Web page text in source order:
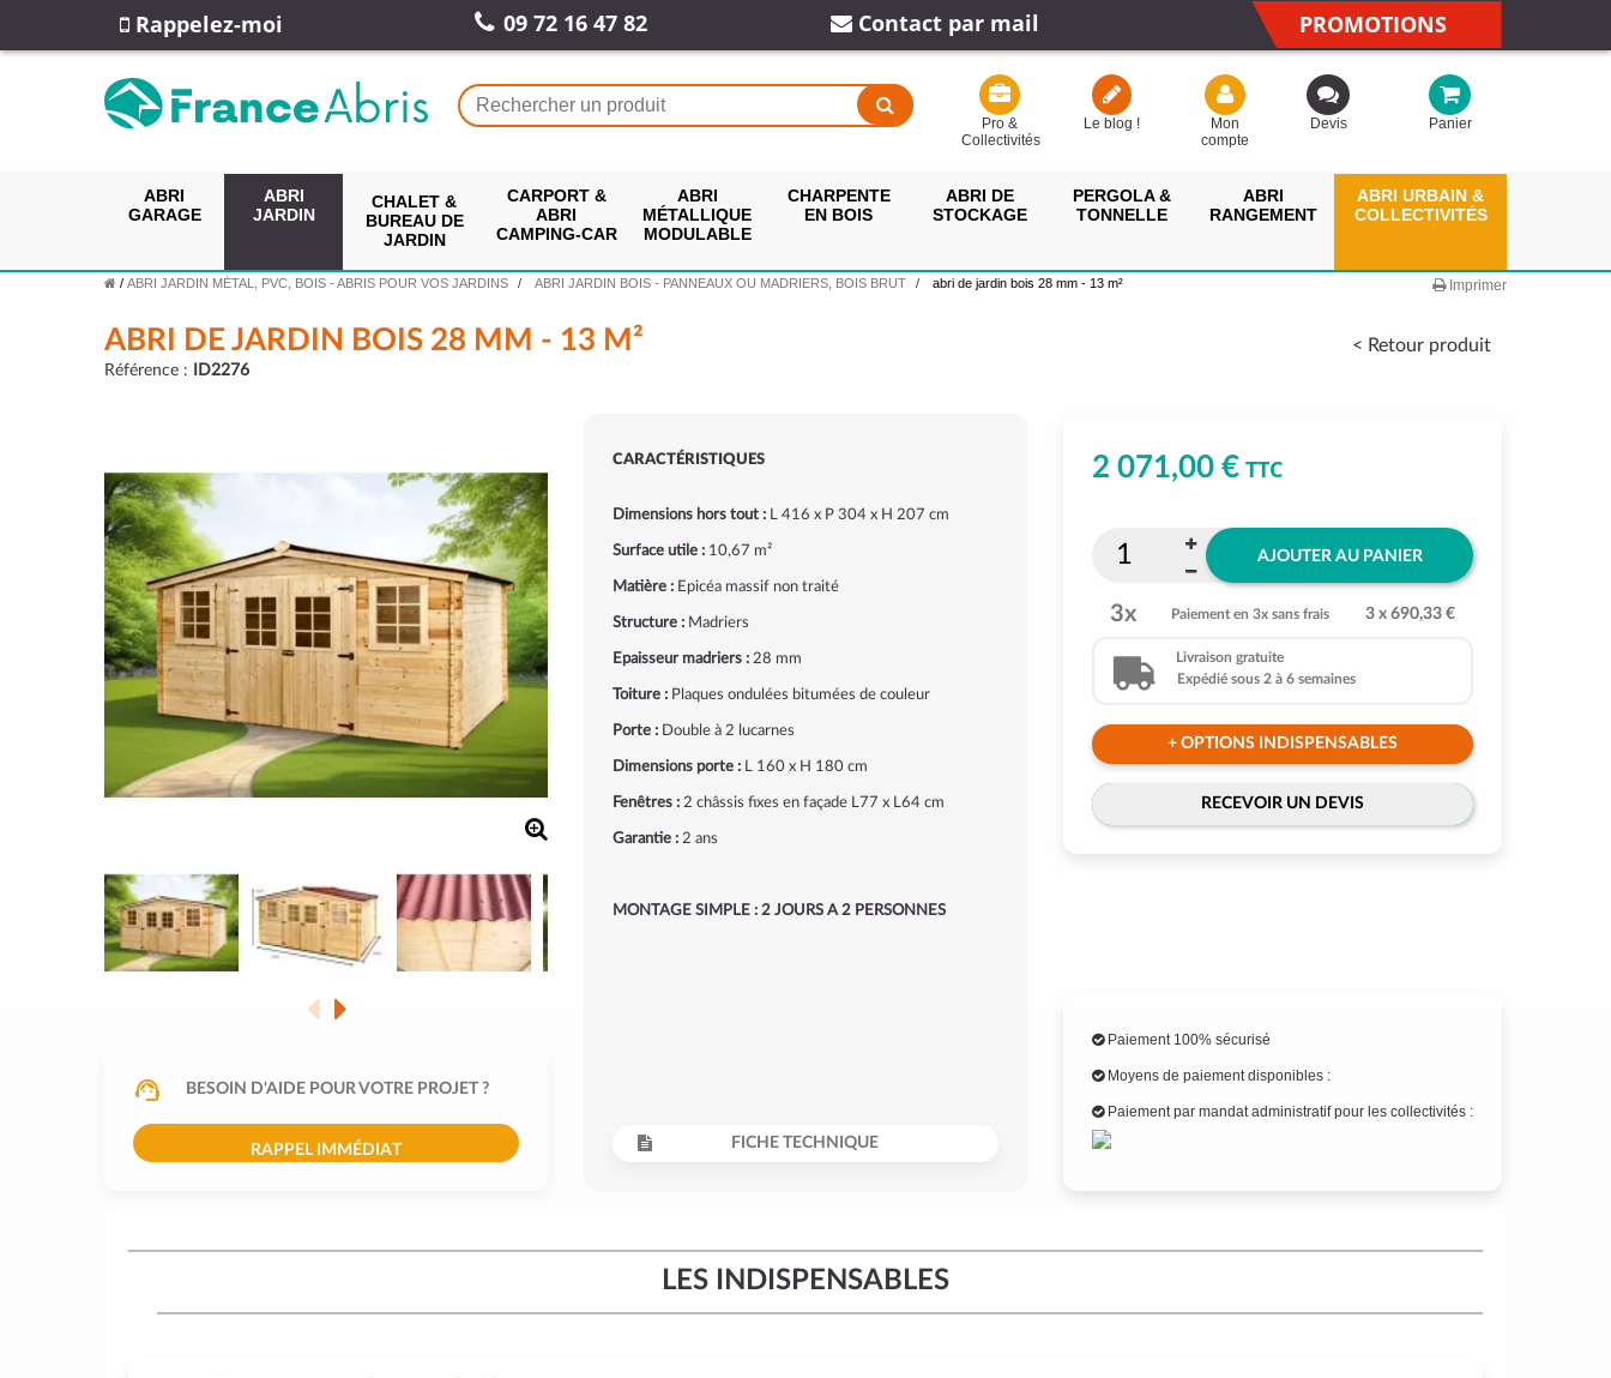
Rappelez-moi 09 72 16 47 82 Contact par mail PROMOTIONS
Pro &
Collectivités
Le blog !
Mon
compte
Devis Panier
ABRI
GARAGE
ABRI
JARDIN
CHALET &
BUREAU DE
JARDIN
CARPORT &
ABRI
CAMPING-CAR
ABRI
MÉTALLIQUE
MODULABLE
CHARPENTE
EN BOIS
ABRI DE
STOCKAGE
PERGOLA &
TONNELLE
ABRI
RANGEMENT
ABRI URBAIN &
COLLECTIVITÉS
/ ABRI JARDIN MÉTAL, PVC, BOIS - ABRIS POUR VOS JARDINS ABRI JARDIN BOIS - PANNEAUX OU MADRIERS, BOIS BRUT abri de jardin bois 28 mm - 13 m² Imprimer
< Retour produit
ABRI DE JARDIN BOIS 28 MM - 13 M²
Référence : ID2276
BESOIN D'AIDE POUR VOTRE PROJET ?
RAPPEL IMMÉDIAT
CARACTÉRISTIQUES
Dimensions hors tout :L 416 x P 304 x H 207 cm
Surface utile :10,67 m²
Matière :Epicéa massif non traité
Structure :Madriers
Epaisseur madriers :28 mm
Toiture :Plaques ondulées bitumées de couleur
Porte :Double à 2 lucarnes
Dimensions porte :L 160 x H 180 cm
Fenêtres :2 châssis fixes en façade L77 x L64 cm
Garantie :2 ans
MONTAGE SIMPLE : 2 JOURS A 2 PERSONNES
FICHE TECHNIQUE
2 071,00 €TTC
AJOUTER AU PANIER
3x Paiement en 3x sans frais 3 x 690,33 €
Livraison gratuite
Expédié sous 2 à 6 semaines
+ OPTIONS INDISPENSABLES
RECEVOIR UN DEVIS
Paiement 100% sécurisé
Moyens de paiement disponibles :
Paiement par mandat administratif pour les collectivités :
LES INDISPENSABLES